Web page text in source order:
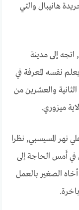
هانيبال والتي
اتجه إلى مدينة
نفسه المعرفة في
الثانية والعشرين من
نهر المسيسبي, نظرا
في أَمس الحاجة إلى
الصغير بالعمل